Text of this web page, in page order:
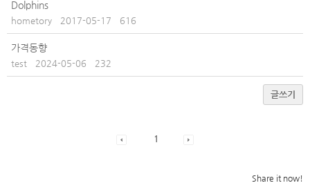
Dolphins
hometory 2017-05-17 616
가격동향
test 2024-05-06 232
글쓰기
1
Share it now!